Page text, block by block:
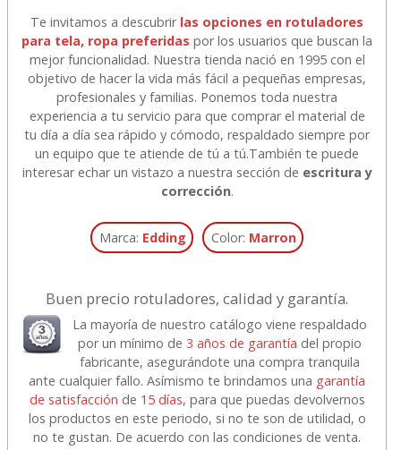
Te invitamos a descubrir las opciones en rotuladores
para tela, ropa preferidas por los usuarios que buscan la
mejor funcionalidad. Nuestra tienda nació en 1995 con el
objetivo de hacer la vida más fácil a pequeñas empresas,
profesionales y familias. Ponemos toda nuestra
experiencia a tu servicio para que comprar el material de
tu día a día sea rápido y cómodo, respaldado siempre por
un equipo que te atiende de tú a tú.También te puede
interesar echar un vistazo a nuestra sección de escritura y
corrección.
Marca: Edding Color: Marron
Buen precio rotuladores, calidad y garantía.
La mayoría de nuestro catálogo viene respaldado
por un mínimo de 3 años de garantía del propio
fabricante, asegurándote una compra tranquila
ante cualquier fallo. Asímismo te brindamos una garantía
de satisfacción de 15 días, para que puedas devolvernos
los productos en este periodo, si no te son de utilidad, o
no te gustan. De acuerdo con las condiciones de venta.